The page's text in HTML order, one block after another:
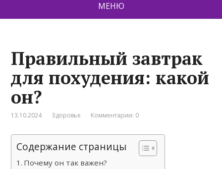
МЕНЮ
Правильный завтрак
для похудения: какой
он?
13.10.2024 Здоровье Комментарии: 0
Содержание страницы
Почему он так важен?